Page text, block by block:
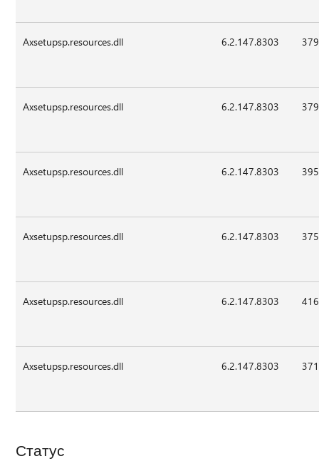
Axsetupsp.resources.dll 6.2.147.8303
Axsetupsp.resources.dll 6.2.147.8303
Axsetupsp.resources.dll 6.2.147.8303
Axsetupsp.resources.dll 6.2.147.8303
Axsetupsp.resources.dll 6.2.147.8303
Axsetupsp.resources.dll 6.2.147.8303
Статус